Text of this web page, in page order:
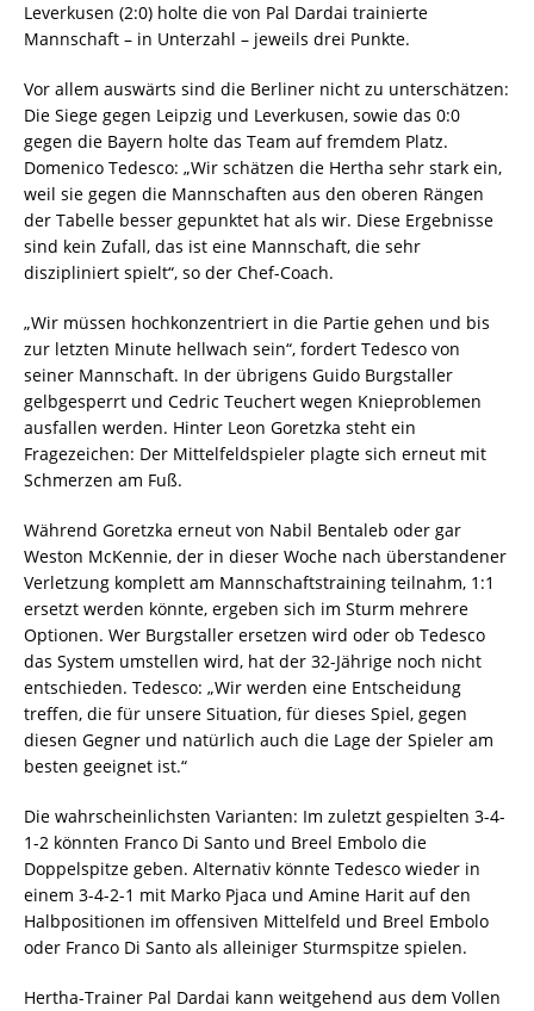
Leverkusen (2:0) holte die von Pal Dardai trainierte
Mannschaft – in Unterzahl – jeweils drei Punkte.
Vor allem auswärts sind die Berliner nicht zu unterschätzen:
Die Siege gegen Leipzig und Leverkusen, sowie das 0:0
gegen die Bayern holte das Team auf fremdem Platz.
Domenico Tedesco: „Wir schätzen die Hertha sehr stark ein,
weil sie gegen die Mannschaften aus den oberen Rängen
der Tabelle besser gepunktet hat als wir. Diese Ergebnisse
sind kein Zufall, das ist eine Mannschaft, die sehr
diszipliniert spielt“, so der Chef-Coach.
„Wir müssen hochkonzentriert in die Partie gehen und bis
zur letzten Minute hellwach sein“, fordert Tedesco von
seiner Mannschaft. In der übrigens Guido Burgstaller
gelbgesperrt und Cedric Teuchert wegen Knieproblemen
ausfallen werden. Hinter Leon Goretzka steht ein
Fragezeichen: Der Mittelfeldspieler plagte sich erneut mit
Schmerzen am Fuß.
Während Goretzka erneut von Nabil Bentaleb oder gar
Weston McKennie, der in dieser Woche nach überstandener
Verletzung komplett am Mannschaftstraining teilnahm, 1:1
ersetzt werden könnte, ergeben sich im Sturm mehrere
Optionen. Wer Burgstaller ersetzen wird oder ob Tedesco
das System umstellen wird, hat der 32-Jährige noch nicht
entschieden. Tedesco: „Wir werden eine Entscheidung
treffen, die für unsere Situation, für dieses Spiel, gegen
diesen Gegner und natürlich auch die Lage der Spieler am
besten geeignet ist.“
Die wahrscheinlichsten Varianten: Im zuletzt gespielten 3-4-
1-2 könnten Franco Di Santo und Breel Embolo die
Doppelspitze geben. Alternativ könnte Tedesco wieder in
einem 3-4-2-1 mit Marko Pjaca und Amine Harit auf den
Halbpositionen im offensiven Mittelfeld und Breel Embolo
oder Franco Di Santo als alleiniger Sturmspitze spielen.
Hertha-Trainer Pal Dardai kann weitgehend aus dem Vollen